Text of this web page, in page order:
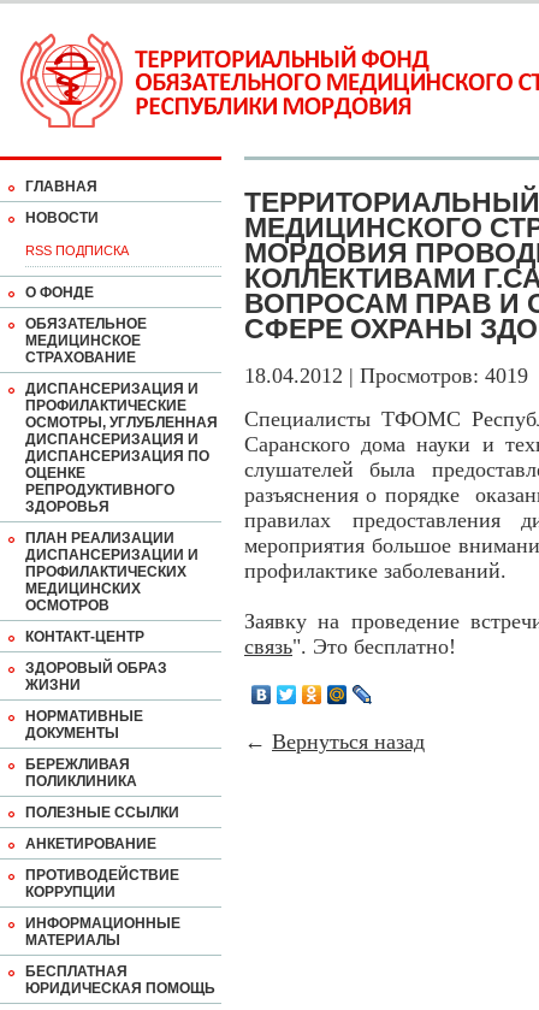
ГЛАВНАЯ
НОВОСТИ
RSS ПОДПИСКА
О ФОНДЕ
ОБЯЗАТЕЛЬНОЕ
МЕДИЦИНСКОЕ
СТРАХОВАНИЕ
ДИСПАНСЕРИЗАЦИЯ И
ПРОФИЛАКТИЧЕСКИЕ
ОСМОТРЫ, УГЛУБЛЕННАЯ
ДИСПАНСЕРИЗАЦИЯ И
ДИСПАНСЕРИЗАЦИЯ ПО
ОЦЕНКЕ
РЕПРОДУКТИВНОГО
ЗДОРОВЬЯ
ПЛАН РЕАЛИЗАЦИИ
ДИСПАНСЕРИЗАЦИИ И
ПРОФИЛАКТИЧЕСКИХ
МЕДИЦИНСКИХ
ОСМОТРОВ
КОНТАКТ-ЦЕНТР
ЗДОРОВЫЙ ОБРАЗ
ЖИЗНИ
НОРМАТИВНЫЕ
ДОКУМЕНТЫ
БЕРЕЖЛИВАЯ
ПОЛИКЛИНИКА
ПОЛЕЗНЫЕ ССЫЛКИ
АНКЕТИРОВАНИЕ
ПРОТИВОДЕЙСТВИЕ
КОРРУПЦИИ
ИНФОРМАЦИОННЫЕ
МАТЕРИАЛЫ
БЕСПЛАТНАЯ
ЮРИДИЧЕСКАЯ ПОМОЩЬ
МЕДИЦИНСКОГО
МОРДОВИЯ
КОЛЛЕКТИВАМИ
ВОПРОСАМ ПРАВ И
СФЕРЕ ОХРАНЫ
18.04.2012 | Просмотров: 4019
Специалисты ТФОМС
Саранского дома науки и
слушателей была
разъяснения о порядке
правилах предоставления
мероприятия большое
профилактике заболеваний.
Заявку на проведение
связь". Это бесплатно!
← Вернуться назад